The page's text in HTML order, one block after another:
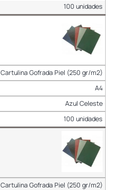
100 unidades
Cartulina Gofrada Piel (250 gr/m2)
A4
Azul Celeste
100 unidades
Cartulina Gofrada Piel (250 gr/m2)